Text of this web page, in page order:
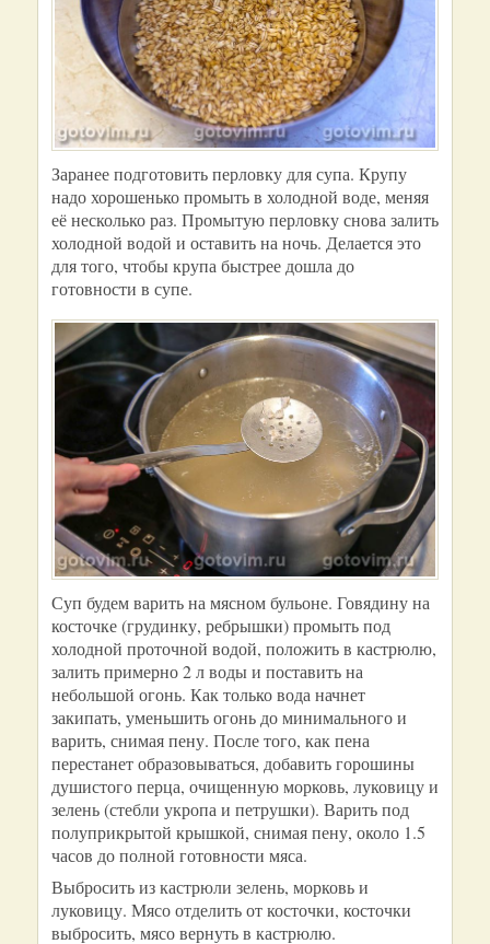
Заранее подготовить перловку для супа. Крупу
надо хорошенько промыть в холодной воде, меняя
её несколько раз. Промытую перловку снова залить
холодной водой и оставить на ночь. Делается это
для того, чтобы крупа быстрее дошла до
готовности в супе.
Суп будем варить на мясном бульоне. Говядину на
косточке (грудинку, ребрышки) промыть под
холодной проточной водой, положить в кастрюлю,
залить примерно 2 л воды и поставить на
небольшой огонь. Как только вода начнет
закипать, уменьшить огонь до минимального и
варить, снимая пену. После того, как пена
перестанет образовываться, добавить горошины
душистого перца, очищенную морковь, луковицу и
зелень (стебли укропа и петрушки). Варить под
полуприкрытой крышкой, снимая пену, около 1.5
часов до полной готовности мяса.
Выбросить из кастрюли зелень, морковь и
луковицу. Мясо отделить от косточки, косточки
выбросить, мясо вернуть в кастрюлю.